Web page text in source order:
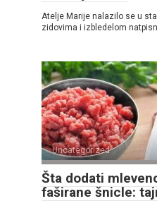
Atelje Marije nalazilo se u
zidovima i izbledelom
Uncategorized
Šta dodati
faširane šnicle: